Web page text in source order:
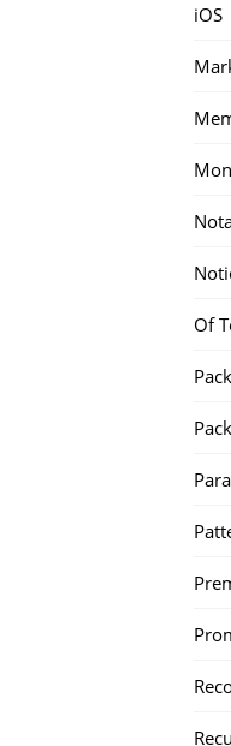
iOS
Of